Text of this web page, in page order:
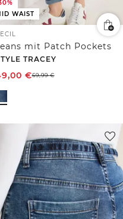
WAIST
mit Patch Pockets
TRACEY
€69,99€